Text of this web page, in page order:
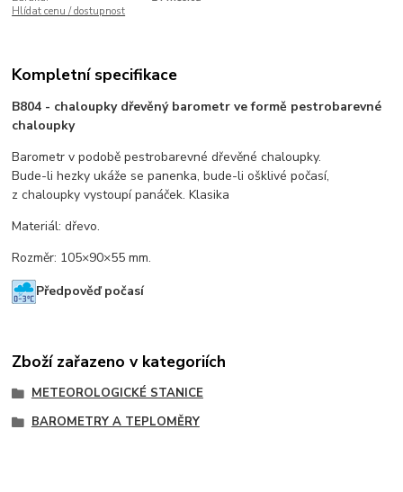
Hlídat cenu / dostupnost
Kompletní specifikace
B804 - chaloupky dřevěný barometr ve formě pestrobarevné
chaloupky
Barometr v podobě pestrobarevné dřevěné chaloupky.
Bude-li hezky ukáže se panenka, bude-li ošklivé počasí,
z chaloupky vystoupí panáček. Klasika
Materiál: dřevo.
Rozměr: 105×90×55 mm.
Předpověď počasí
Zboží zařazeno v kategoriích
METEOROLOGICKÉ STANICE
BAROMETRY A TEPLOMĚRY